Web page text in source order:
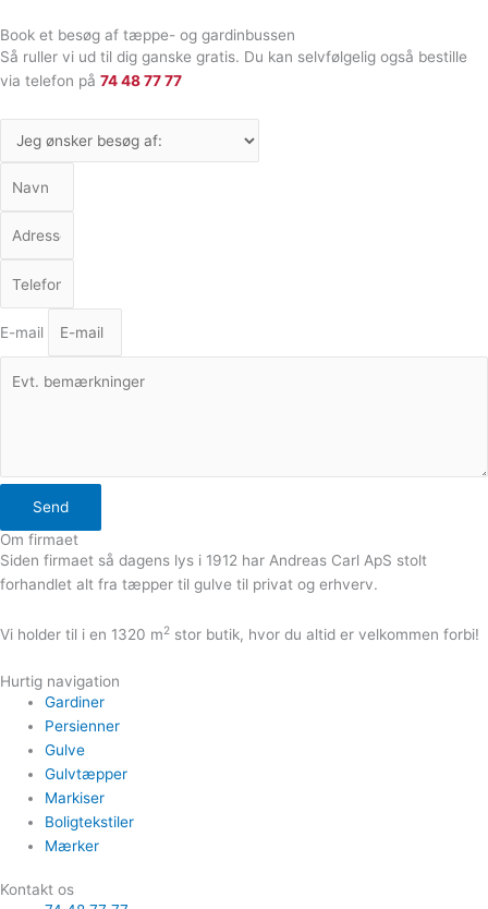
Book et besøg af tæppe- og gardinbussen
Så ruller vi ud til dig ganske gratis. Du kan selvfølgelig også bestille
via telefon på 74 48 77 77
E-mail
Send
Om firmaet
Siden firmaet så dagens lys i 1912 har Andreas Carl ApS stolt
forhandlet alt fra tæpper til gulve til privat og erhverv.
Vi holder til i en 1320 m2 stor butik, hvor du altid er velkommen forbi!
Hurtig navigation
Gardiner
Persienner
Gulve
Gulvtæpper
Markiser
Boligtekstiler
Mærker
Kontakt os